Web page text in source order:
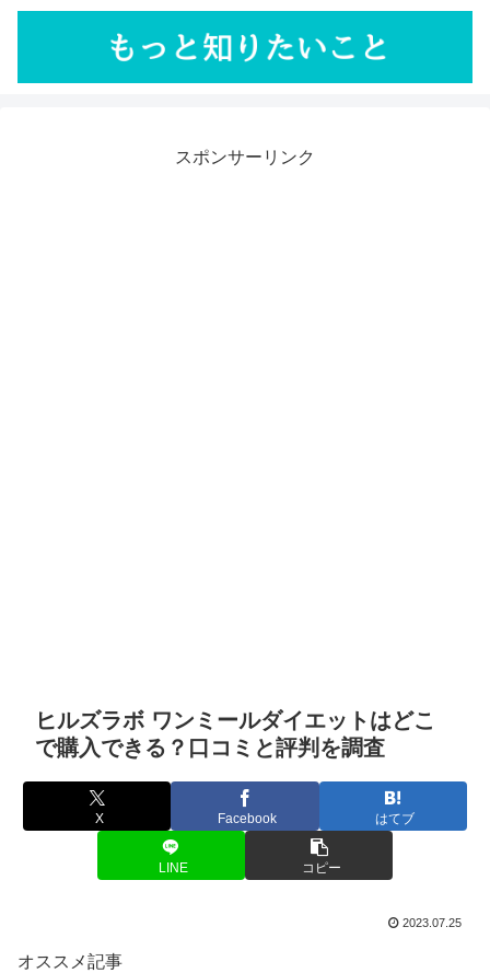
スポンサーリンク
ヒルズラボ ワンミールダイエットはどこ
で購入できる？口コミと評判を調査
X Facebook はてブ
LINE コピー
2023.07.25
オススメ記事